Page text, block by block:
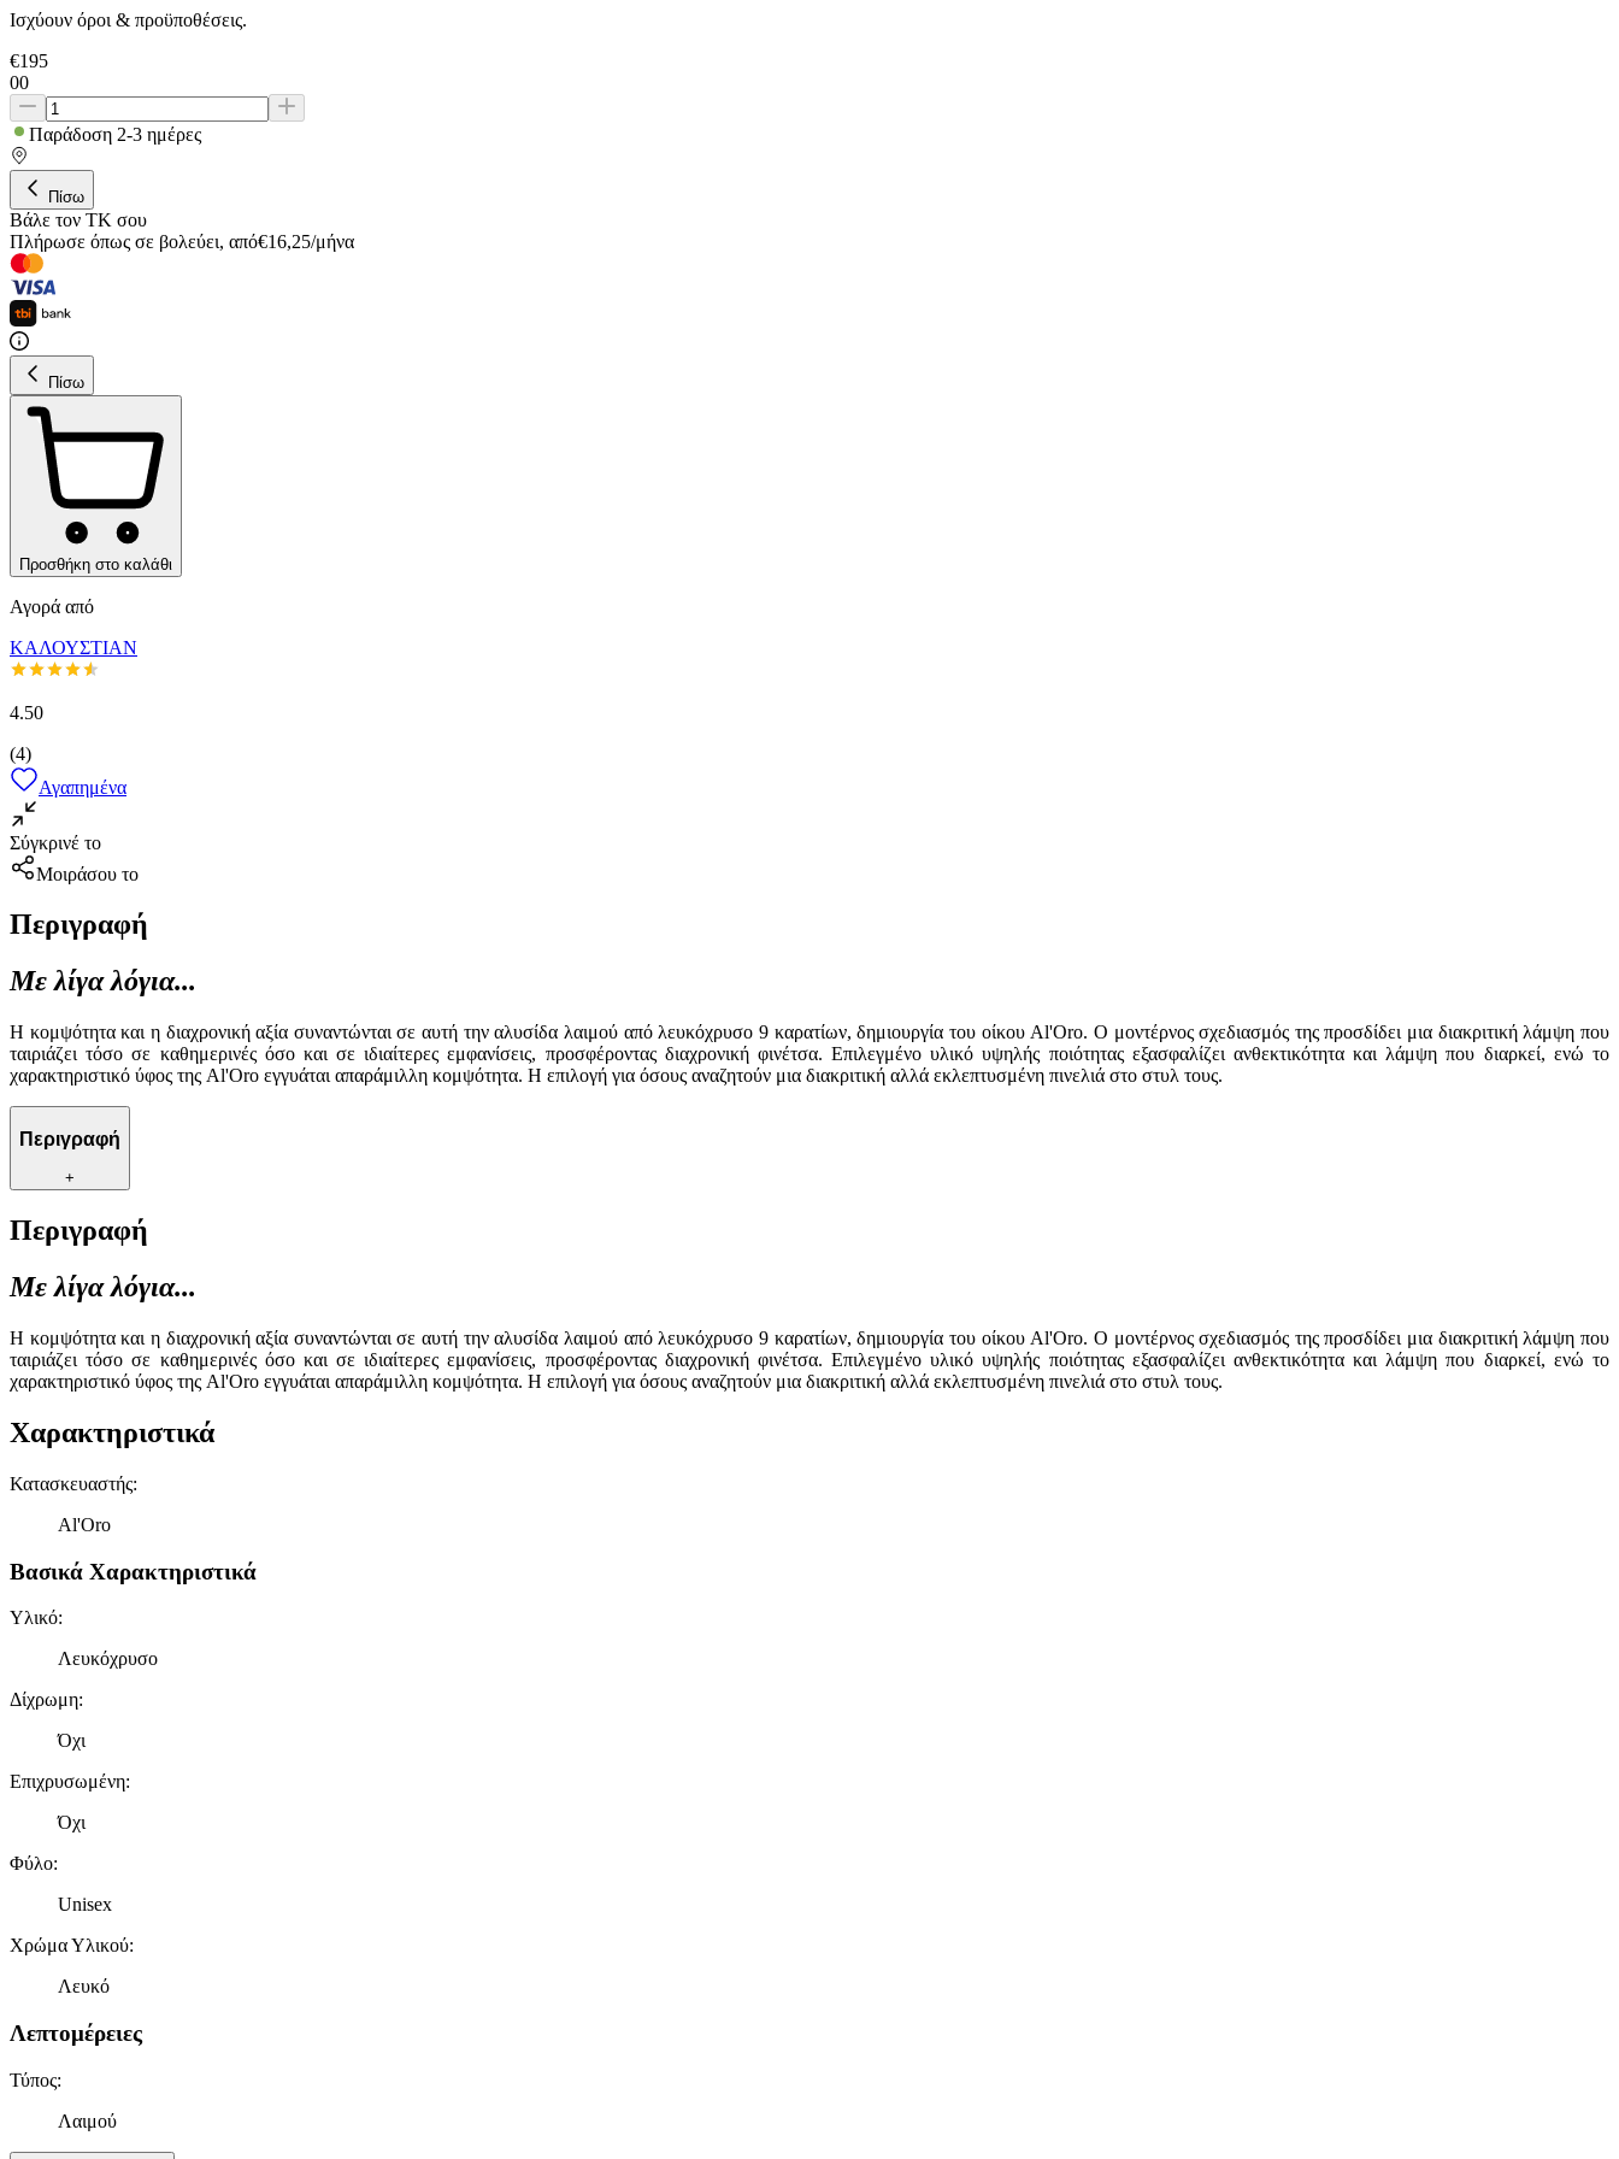
Ισχύουν όροι & προϋποθέσεις.
€195
00
Παράδοση 2-3 ημέρες
Πίσω
Βάλε τον ΤΚ σου
Πλήρωσε όπως σε βολεύει, από€16,25/μήνα
Πίσω
Προσθήκη στο καλάθι
Αγορά από
ΚΑΛΟΥΣΤΙΑΝ
4.50
(4)
Αγαπημένα
Σύγκρινέ το
Μοιράσου το
Περιγραφή
Με λίγα λόγια...
Η κομψότητα και η διαχρονική αξία συναντώνται σε αυτή την αλυσίδα λαιμού από λευκόχρυσο 9 καρατίων, δημιουργία του οίκου Al'Oro. Ο μοντέρνος σχεδιασμός της προσδίδει μια διακριτική λάμψη που
ταιριάζει τόσο σε καθημερινές όσο και σε ιδιαίτερες εμφανίσεις, προσφέροντας διαχρονική φινέτσα. Επιλεγμένο υλικό υψηλής ποιότητας εξασφαλίζει ανθεκτικότητα και λάμψη που διαρκεί, ενώ το
χαρακτηριστικό ύφος της Al'Oro εγγυάται απαράμιλλη κομψότητα. Η επιλογή για όσους αναζητούν μια διακριτική αλλά εκλεπτυσμένη πινελιά στο στυλ τους.
Περιγραφή
+
Περιγραφή
Με λίγα λόγια...
Η κομψότητα και η διαχρονική αξία συναντώνται σε αυτή την αλυσίδα λαιμού από λευκόχρυσο 9 καρατίων, δημιουργία του οίκου Al'Oro. Ο μοντέρνος σχεδιασμός της προσδίδει μια διακριτική λάμψη που
ταιριάζει τόσο σε καθημερινές όσο και σε ιδιαίτερες εμφανίσεις, προσφέροντας διαχρονική φινέτσα. Επιλεγμένο υλικό υψηλής ποιότητας εξασφαλίζει ανθεκτικότητα και λάμψη που διαρκεί, ενώ το
χαρακτηριστικό ύφος της Al'Oro εγγυάται απαράμιλλη κομψότητα. Η επιλογή για όσους αναζητούν μια διακριτική αλλά εκλεπτυσμένη πινελιά στο στυλ τους.
Χαρακτηριστικά
Κατασκευαστής:
Al'Oro
Βασικά Χαρακτηριστικά
Υλικό:
Λευκόχρυσο
Δίχρωμη:
Όχι
Επιχρυσωμένη:
Όχι
Φύλο:
Unisex
Χρώμα Υλικού:
Λευκό
Λεπτομέρειες
Τύπος:
Λαιμού